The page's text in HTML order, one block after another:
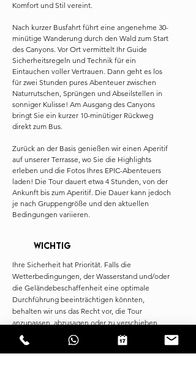
Komfort und Stil vereint.
Nach kurzer Busfahrt führt eine angenehme 30-
minütige Wanderung durch den Wald zum Start
des Canyons. Vor Ort vermittelt Ihr Guide
Sicherheitsregeln und Technik für ein
Eintauchen voller Vertrauen. Dann geht es los
für zwei Stunden pures Abenteuer zwischen
Naturrutschen, Sprüngen und Abseilstellen in
sonniger Kulisse! Am Ausgang des Canyons
bringt Sie ein kurzer 10-minütiger Rückweg
direkt zum Bus.
Zurück an der Basis genießen wir einen Aperitif
auf unserer Terrasse, wo Sie die Highlights
erleben und die Fotos Ihres EPIC-Abenteuers
laden! Die Tour dauert etwa 4 Stunden, von der
Ankunft bis zum Aperitif. Die Dauer kann jedoch
je nach Gruppengröße und den aktuellen
Bedingungen variieren.
wichtig
Ihre Sicherheit hat Priorität. Falls die
Wetterbedingungen, der Wasserstand und/oder
die Geländebeschaffenheit eine optimale
Durchführung beeinträchtigen könnten,
behalten wir uns das Recht vor, die Tour
anzupassen, abzusagen oder zu verschieben.
Wir werden Sie über alle Aktualisierungen auf
dem Laufenden halten. Es geltenunsere